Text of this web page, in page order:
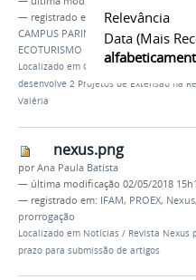
Relevância
Data (mais
— registrado em:
EXTENSÃO,NEABI
CAMPUS PARINTINS, VALÉRIA PROEX
ECOTURISMO
Localizado em CAMPUS /…/Notícias/
desenvolve 2 Projetos de Extensão na
Valéria
nexus.png
porAna Paula Batista
— última modificação 02/05/2018
— registrado em: IFAM, PROEX, Nexus,
prorrogação
Localizado em Notícias / Revista Nexus
prazo para submissão de artigos